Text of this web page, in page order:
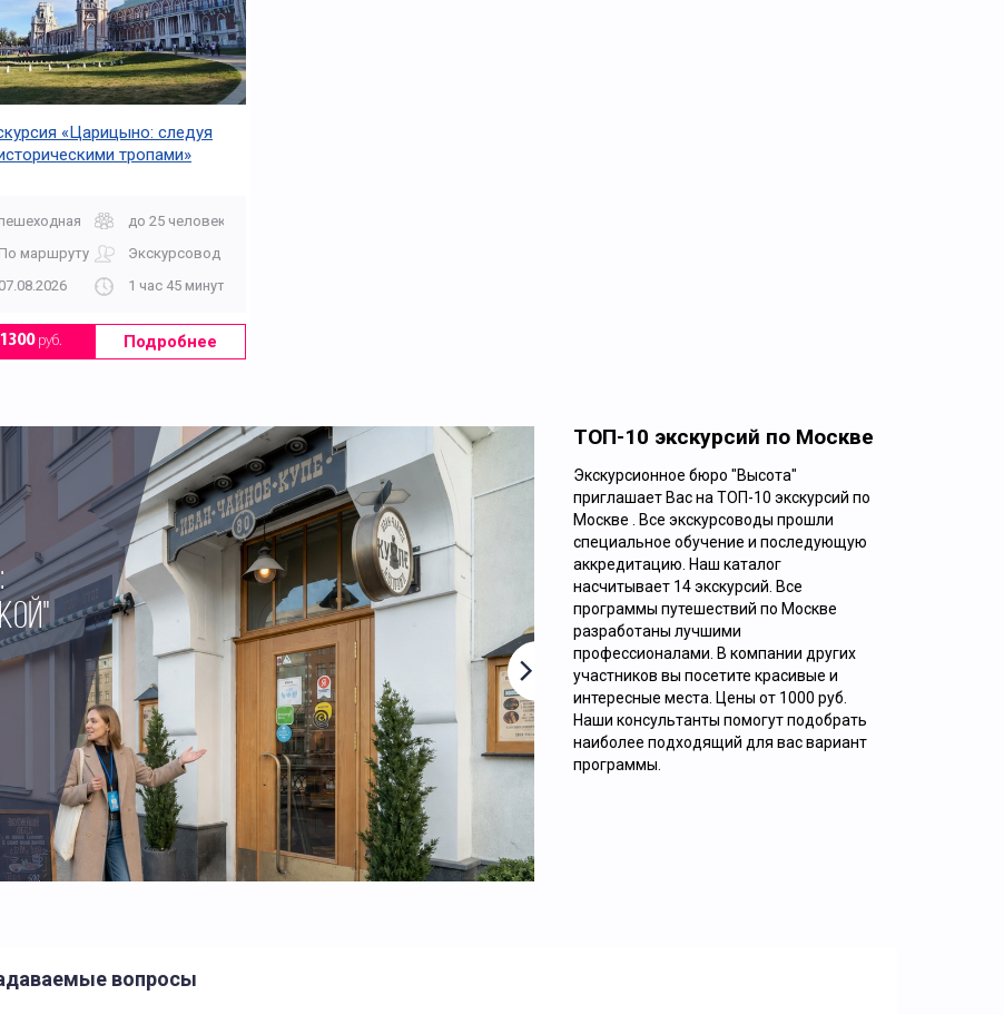
«Царицыно: следуя
тропами»
пешеходная
до 25 человек
По маршруту
Экскурсовод
07.08.2026
1 час 45 минут
руб. Подробнее
Ежедневно
ОБЗОРНАЯ ЭКСКУРСИЯ «9 ЛИЦ
НАСТОЯЩЕЙ МОСКВЫ»
ТОП-10 экскурсий по Москве
Экскурсионное бюро "Высота"
приглашает Вас на ТОП-10 экскурсий по
Москве . Все экскурсоводы прошли
специальное обучение и последующую
аккредитацию. Наш каталог
насчитывает 14 экскурсий. Все
программы путешествий по Москве
разработаны лучшими
профессионалами. В компании других
участников вы посетите красивые и
интересные места. Цены от 1000 руб.
Наши консультанты помогут подобрать
наиболее подходящий для вас вариант
программы.
вопросы